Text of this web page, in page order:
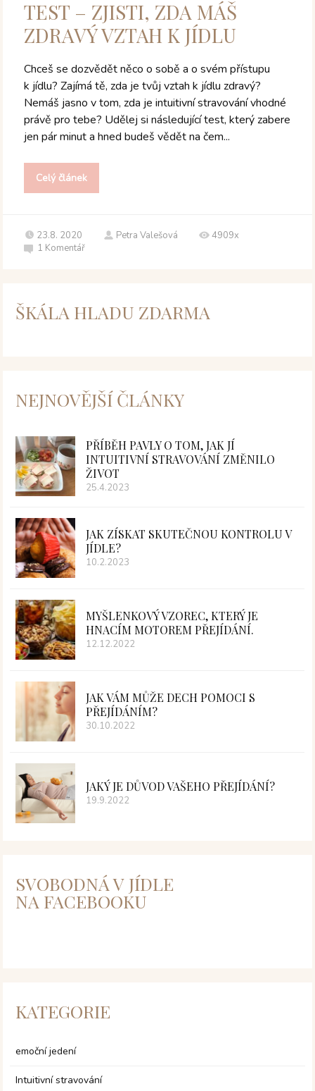
TEST – ZJISTI, ZDA MÁŠ
ZDRAVÝ VZTAH K JÍDLU
Chceš se dozvědět něco o sobě a o svém přístupu
k jídlu? Zajímá tě, zda je tvůj vztah k jídlu zdravý?
Nemáš jasno v tom, zda je intuitivní stravování vhodné
právě pro tebe? Udělej si následující test, který zabere
jen pár minut a hned budeš vědět na čem...
Celý článek
23.8. 2020 Petra Valešová
4909x
1 Komentář
ŠKÁLA HLADU ZDARMA
NEJNOVĚJŠÍ ČLÁNKY
PŘÍBĚH PAVLY O TOM, JAK JÍ
INTUITIVNÍ STRAVOVÁNÍ ZMĚNILO
ŽIVOT
25.4.2023
JAK ZÍSKAT SKUTEČNOU KONTROLU V
JÍDLE?
10.2.2023
MYŠLENKOVÝ VZOREC, KTERÝ JE
HNACÍM MOTOREM PŘEJÍDÁNÍ.
12.12.2022
JAK VÁM MŮŽE DECH POMOCI S
PŘEJÍDÁNÍM?
30.10.2022
JAKÝ JE DŮVOD VAŠEHO PŘEJÍDÁNÍ?
19.9.2022
SVOBODNÁ V JÍDLE
NA FACEBOOKU
KATEGORIE
emoční jedení
Intuitivní stravování